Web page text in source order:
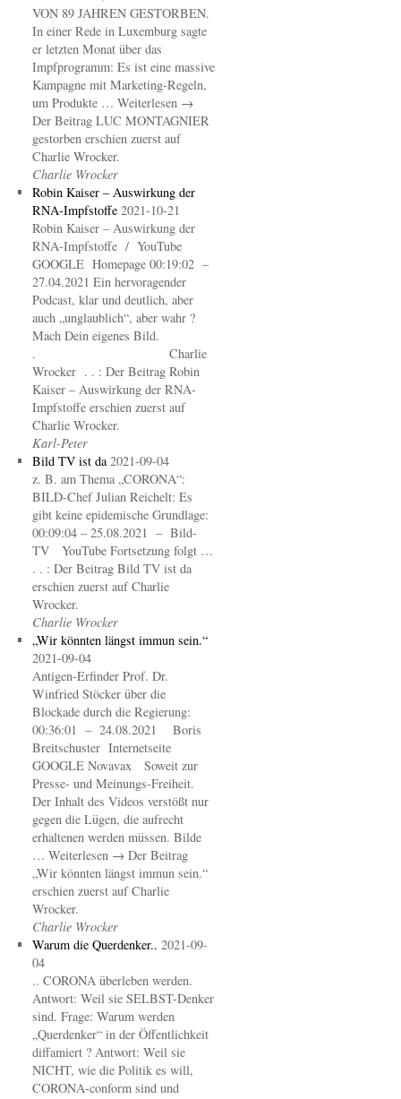
VON 89 JAHREN GESTORBEN.
In einer Rede in Luxemburg sagte
er letzten Monat über das
Impfprogramm: Es ist eine massive
Kampagne mit Marketing-Regeln,
um Produkte … Weiterlesen →
Der Beitrag LUC MONTAGNIER
gestorben erschien zuerst auf
Charlie Wrocker.
Charlie Wrocker
Robin Kaiser – Auswirkung der
RNA-Impfstoffe 2021-10-21
Robin Kaiser – Auswirkung der
RNA-Impfstoffe / YouTube
GOOGLE Homepage 00:19:02 –
27.04.2021 Ein hervoragender
Podcast, klar und deutlich, aber
auch „unglaublich“, aber wahr ?
Mach Dein eigenes Bild.
. Charlie
Wrocker . . : Der Beitrag Robin
Kaiser – Auswirkung der RNA-
Impfstoffe erschien zuerst auf
Charlie Wrocker.
Karl-Peter
Bild TV ist da 2021-09-04
z. B. am Thema „CORONA“:
BILD-Chef Julian Reichelt: Es
gibt keine epidemische Grundlage:
00:09:04 – 25.08.2021 – Bild-
TV YouTube Fortsetzung folgt …
. . : Der Beitrag Bild TV ist da
erschien zuerst auf Charlie
Wrocker.
Charlie Wrocker
„Wir könnten längst immun sein.“
2021-09-04
Antigen-Erfinder Prof. Dr.
Winfried Stöcker über die
Blockade durch die Regierung:
00:36:01 – 24.08.2021 Boris
Breitschuster Internetseite
GOOGLE Novavax Soweit zur
Presse- und Meinungs-Freiheit.
Der Inhalt des Videos verstößt nur
gegen die Lügen, die aufrecht
erhaltenen werden müssen. Bilde
… Weiterlesen → Der Beitrag
„Wir könnten längst immun sein.“
erschien zuerst auf Charlie
Wrocker.
Charlie Wrocker
Warum die Querdenker.. 2021-09-
04
.. CORONA überleben werden.
Antwort: Weil sie SELBST-Denker
sind. Frage: Warum werden
„Querdenker“ in der Öffentlichkeit
diffamiert ? Antwort: Weil sie
NICHT, wie die Politik es will,
CORONA-conform sind und